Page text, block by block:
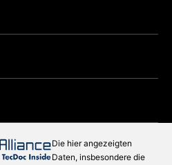
Die hier angezeigten
Daten, insbesondere die